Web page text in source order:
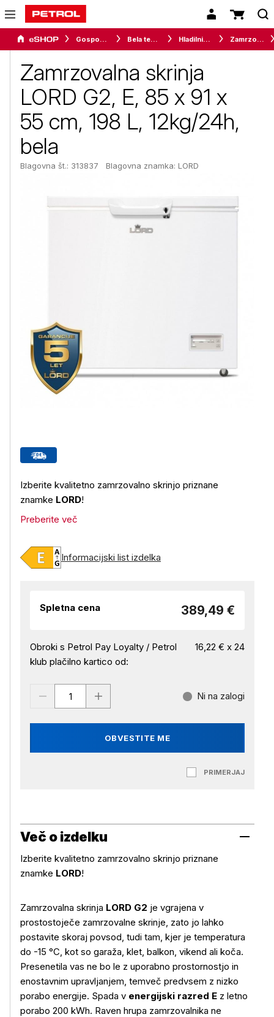
Gospodinjski aparati Bela tehnika Hladilniki in zamrzovalniki Zamrzovalne omare in skrinje
Zamrzovalna skrinja
LORD G2, E, 85 x 91 x
55 cm, 198 L, 12kg/24h,
bela
Blagovna št.: 313837 Blagovna znamka: LORD
Izberite kvalitetno zamrzovalno skrinjo priznane
znamke LORD!
Preberite več
Informacijski list izdelka
Spletna cena 389,49 €
Obroki s Petrol Pay Loyalty / Petrol
klub plačilno kartico od:
16,22 € x 24
OBVESTITE ME
Ni na zalogi
PRIMERJAJ
Več o izdelku
Izberite kvalitetno zamrzovalno skrinjo priznane
znamke LORD!
Zamrzovalna skrinja LORD G2 je vgrajena v
prostostoječe zamrzovalne skrinje, zato jo lahko
postavite skoraj povsod, tudi tam, kjer je temperatura
do -15 °C, kot so garaža, klet, balkon, vikend ali koča.
Presenetila vas ne bo le z uporabno prostornostjo in
enostavnim upravljanjem, temveč predvsem z nizko
porabo energije. Spada v energijski razred E z letno
porabo 200 kWh. Raven hrupa zamrzovalnika ne